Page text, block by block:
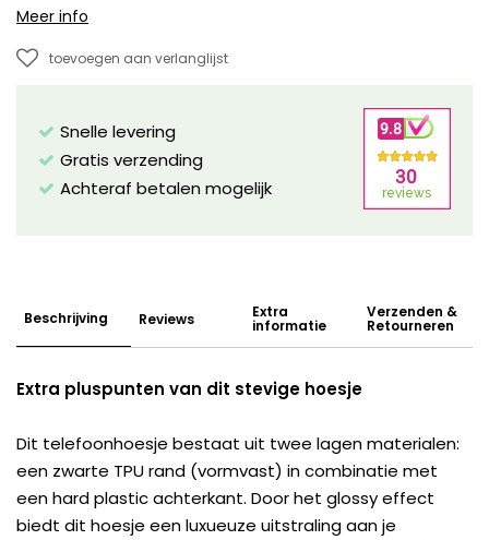
Meer info
toevoegen aan verlanglijst
Snelle levering
Gratis verzending
Achteraf betalen mogelijk
Beschrijving Reviews Extra
informatie
Verzenden &
Retourneren
Extra pluspunten van dit stevige hoesje
Dit telefoonhoesje bestaat uit twee lagen materialen:
een zwarte TPU rand (vormvast) in combinatie met
een hard plastic achterkant. Door het glossy effect
biedt dit hoesje een luxueuze uitstraling aan je